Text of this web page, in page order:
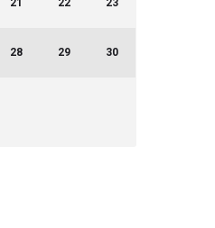
21 22 23
28 29 30